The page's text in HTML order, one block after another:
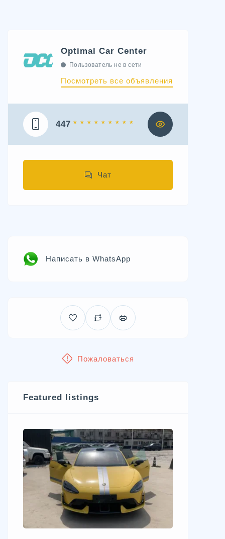
Optimal Car Center
Пользователь не в сети
Посмотреть все объявления
447 * * * * * * * * *
Чат
Написать в WhatsApp
Пожаловаться
Featured listings